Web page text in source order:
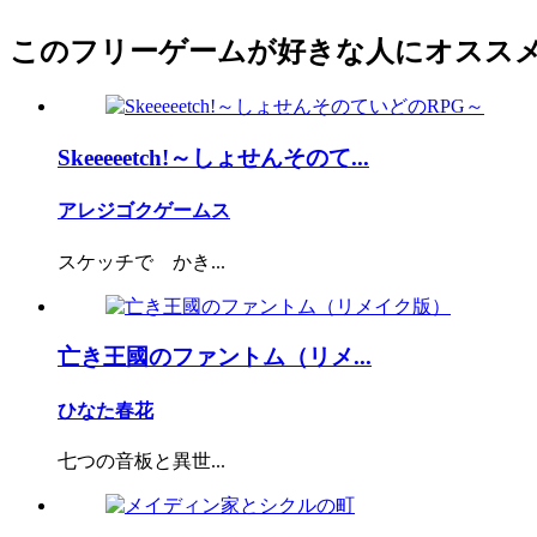
このフリーゲームが好きな人にオスス
Skeeeeetch!～しょせんそのて...
アレジゴクゲームス
スケッチで かき...
亡き王國のファントム（リメ...
ひなた春花
七つの音板と異世...